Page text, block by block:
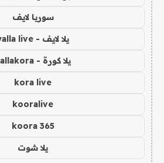
سوريا لايف
يلا لايف - yalla live
يلا كورة - yallakora
kora live
kooralive
koora 365
يلا شوت